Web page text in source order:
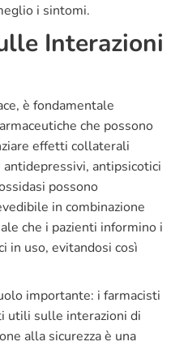
i sintomi.
Interazioni
è fondamentale
che possono
effetti collaterali
antipsicotici
possono
in combinazione
che i pazienti informino i
in uso, evitandosi così
importante: i farmacisti
utili sulle interazioni di
alla sicurezza è una